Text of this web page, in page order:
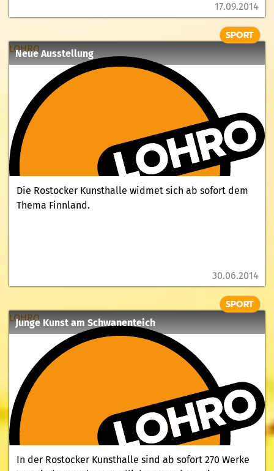
17.09.2014
LOHRO
Neue Ausstellung
SPORT
Die Rostocker Kunsthalle widmet sich ab sofort dem
Thema Finnland.
30.06.2014
LOHRO
Junge Kunst am Schwanenteich
SPORT
In der Rostocker Kunsthalle sind ab sofort 270 Werke